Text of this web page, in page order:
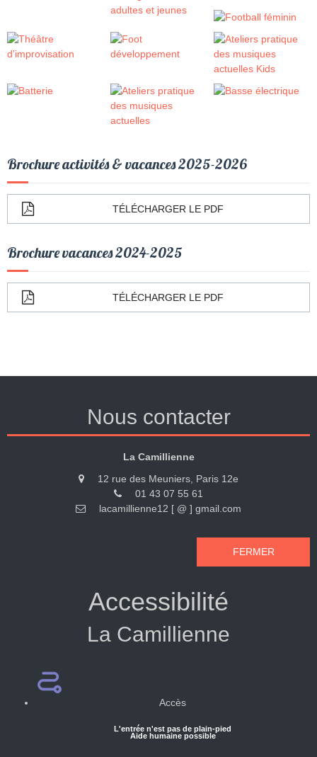
Brochure activités & vacances 2025-2026
TÉLÉCHARGER LE PDF
Brochure vacances 2024-2025
TÉLÉCHARGER LE PDF
Nous contacter
La Camillienne
12 rue des Meuniers, Paris 12e
01 43 07 55 61
lacamillienne12 [ @ ] gmail.com
FERMER
Accessibilité
La Camillienne
Accès
L'entrée n'est pas de plain-pied
Aide humaine possible